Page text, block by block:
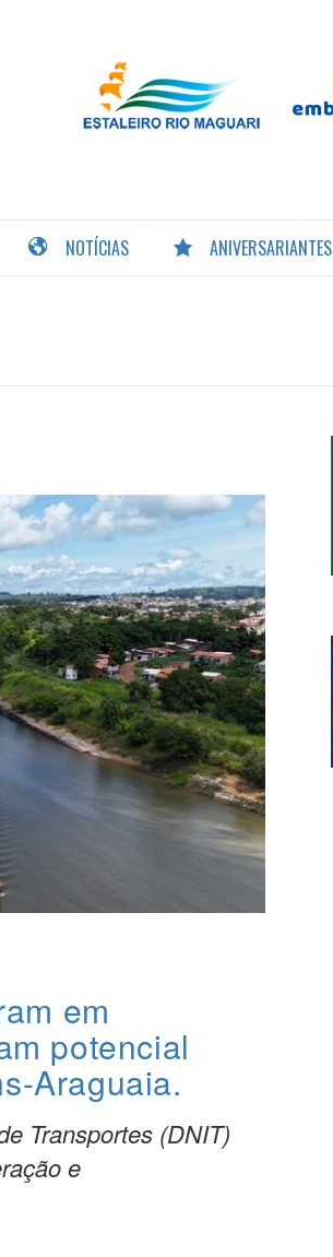
NOTÍCIAS ANIVERSARIANTES
em
potencial
Araguaia.
Transportes (DNIT)
e